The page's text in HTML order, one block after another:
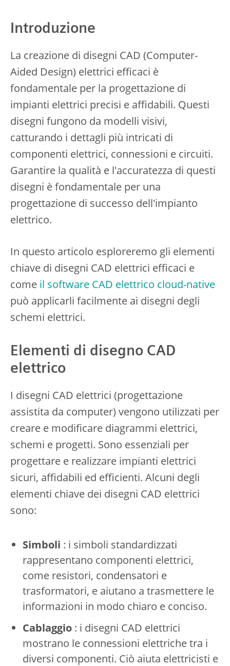
Introduzione
La creazione di disegni CAD (Computer-
Aided Design) elettrici efficaci è
fondamentale per la progettazione di
impianti elettrici precisi e affidabili. Questi
disegni fungono da modelli visivi,
catturando i dettagli più intricati di
componenti elettrici, connessioni e circuiti.
Garantire la qualità e l'accuratezza di questi
disegni è fondamentale per una
progettazione di successo dell'impianto
elettrico.
In questo articolo esploreremo gli elementi
chiave di disegni CAD elettrici efficaci e
come il software CAD elettrico cloud-native
può applicarli facilmente ai disegni degli
schemi elettrici.
Elementi di disegno CAD
elettrico
I disegni CAD elettrici (progettazione
assistita da computer) vengono utilizzati per
creare e modificare diagrammi elettrici,
schemi e progetti. Sono essenziali per
progettare e realizzare impianti elettrici
sicuri, affidabili ed efficienti. Alcuni degli
elementi chiave dei disegni CAD elettrici
sono:
Simboli : i simboli standardizzati
rappresentano componenti elettrici,
come resistori, condensatori e
trasformatori, e aiutano a trasmettere le
informazioni in modo chiaro e conciso.
Cablaggio : i disegni CAD elettrici
mostrano le connessioni elettriche tra i
diversi componenti. Ciò aiuta elettricisti e